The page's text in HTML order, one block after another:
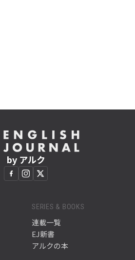
by アルク
SERIES & BOOKS
連載一覧
EJ新書
アルクの本